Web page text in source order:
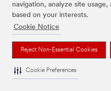
navigation, analyze site
based on your interests.
Cookie Notice
Reject Non-Essential Cookies
Cookie Preferences